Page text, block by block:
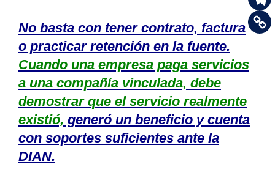
No basta con tener contrato, factura
o practicar retención en la fuente.
Cuando una empresa paga servicios
a una compañía vinculada, debe
demostrar que el servicio realmente
existió, generó un beneficio y cuenta
con soportes suficientes ante la
DIAN.